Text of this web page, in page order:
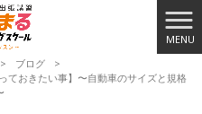
MENU
> ブログ
>
ておきたい事】〜自動車のサイズと規格